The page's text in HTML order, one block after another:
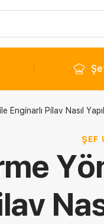
Enginarlı Pilav Nasıl
ŞEF